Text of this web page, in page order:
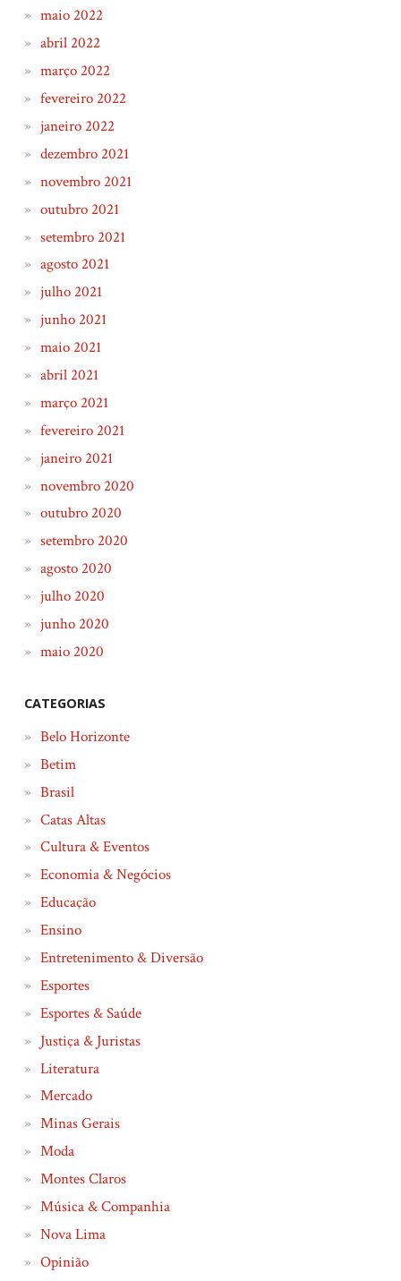
maio 2022
abril 2022
março 2022
fevereiro 2022
janeiro 2022
dezembro 2021
novembro 2021
outubro 2021
setembro 2021
agosto 2021
julho 2021
junho 2021
maio 2021
abril 2021
março 2021
fevereiro 2021
janeiro 2021
novembro 2020
outubro 2020
setembro 2020
agosto 2020
julho 2020
junho 2020
maio 2020
CATEGORIAS
Belo Horizonte
Betim
Brasil
Catas Altas
Cultura & Eventos
Economia & Negócios
Educação
Ensino
Entretenimento & Diversão
Esportes
Esportes & Saúde
Justiça & Juristas
Literatura
Mercado
Minas Gerais
Moda
Montes Claros
Música & Companhia
Nova Lima
Opinião